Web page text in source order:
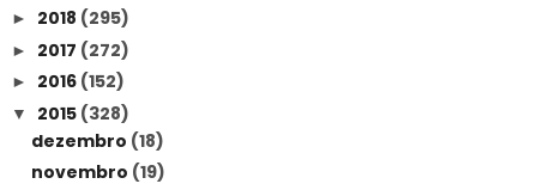
► 2018 (295)
► 2017 (272)
► 2016 (152)
▼ 2015 (328)
dezembro (18)
novembro (19)